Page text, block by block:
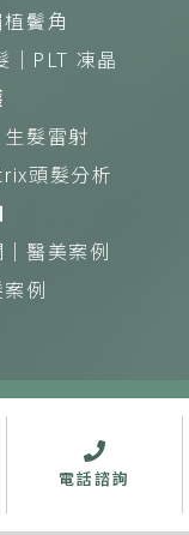
鬢角
PLT 凍晶
生髮雷射
頭髮分析
醫美案例
例
供人點閱。但以網
直接點閱者，不在
電話諮詢